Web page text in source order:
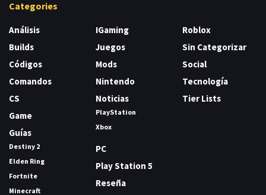
Categories
Análisis
Builds
Códigos
Comandos
CS
Game
Guías
Destiny 2
Elden Ring
Fortnite
Minecraft
IGaming
Juegos
Mods
Nintendo
Noticias
PlayStation
Xbox
PC
Play Station 5
Reseña
Roblox
Sin Categorizar
Social
Tecnología
Tier Lists